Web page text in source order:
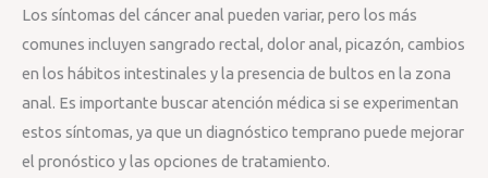
Los síntomas del cáncer anal pueden variar, pero los más
comunes incluyen sangrado rectal, dolor anal, picazón, cambios
en los hábitos intestinales y la presencia de bultos en la zona
anal. Es importante buscar atención médica si se experimentan
estos síntomas, ya que un diagnóstico temprano puede mejorar
el pronóstico y las opciones de tratamiento.